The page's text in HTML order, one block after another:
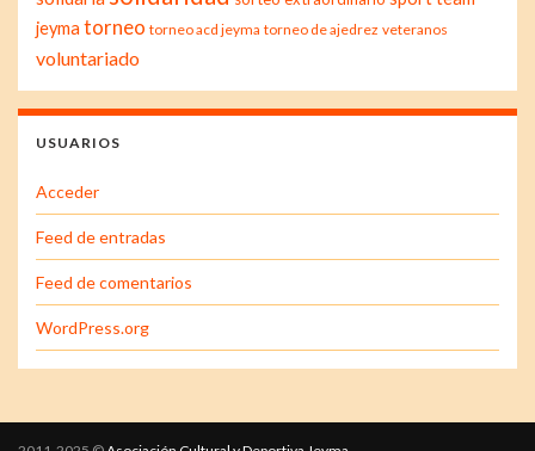
jeyma torneo torneo acd jeyma torneo de ajedrez veteranos
voluntariado
USUARIOS
Acceder
Feed de entradas
Feed de comentarios
WordPress.org